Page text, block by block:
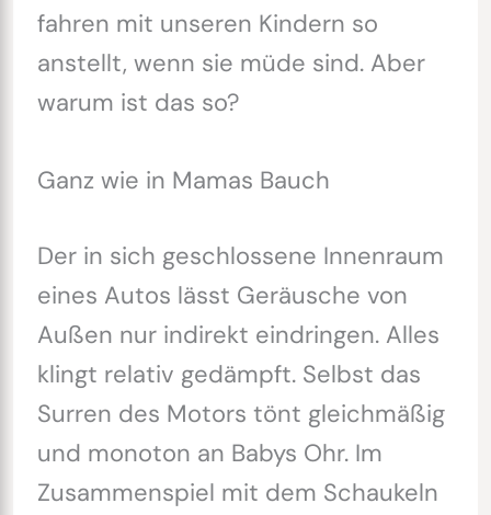
fahren mit unseren Kindern so
anstellt, wenn sie müde sind. Aber
warum ist das so?
Ganz wie in Mamas Bauch
Der in sich geschlossene Innenraum
eines Autos lässt Geräusche von
Außen nur indirekt eindringen. Alles
klingt relativ gedämpft. Selbst das
Surren des Motors tönt gleichmäßig
und monoton an Babys Ohr. Im
Zusammenspiel mit dem Schaukeln